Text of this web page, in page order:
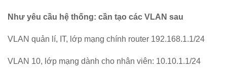
Như yêu cầu hệ thống: cần tạo các VLAN sau
VLAN quản lí, IT, lớp mạng chính router 192.168.1.1/24
VLAN 10, lớp mạng dành cho nhân viên: 10.10.1.1/24